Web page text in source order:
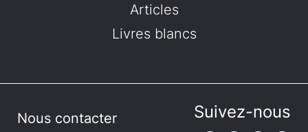
Articles
Livres blancs
Nous contacter Suivez-nous